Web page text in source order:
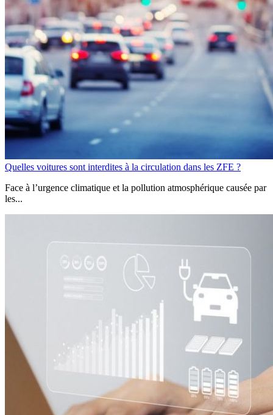
Quelles voitures sont interdites à la circulation dans les ZFE ?
Face à l’urgence climatique et la pollution atmosphérique causée par
les...